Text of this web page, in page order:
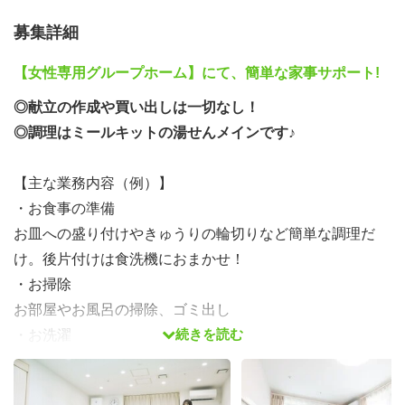
募集詳細
【女性専用グループホーム】にて、簡単な家事サポート!
◎献立の作成や買い出しは一切なし！
◎調理はミールキットの湯せんメインです♪
【主な業務内容（例）】
・お食事の準備
お皿への盛り付けやきゅうりの輪切りなど簡単な調理だ
け。後片付けは食洗機におまかせ！
・お掃除
お部屋やお風呂の掃除、ゴミ出し
・お洗濯
服やシーツの回収、全自動の乾燥機での洗濯
・生活のお手伝い
続きを読む